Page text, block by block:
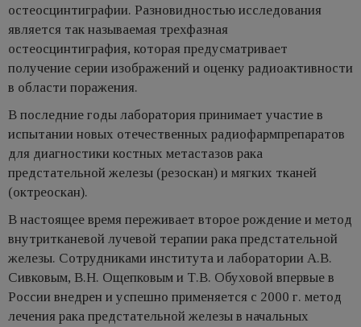
остеосцинтиграфии. Разновидностью исследования
является так называемая трехфазная
остеосцинтиграфия, которая предусматривает
получение серии изображений и оценку радиоактивности
в области поражения.
В последние годы лаборатория принимает участие в
испытании новых отечественных радиофармпрепаратов
для диагностики костных метастазов рака
предстательной железы (резоскан) и мягких тканей
(октреоскан).
В настоящее время переживает второе рождение и метод
внутритканевой лучевой терапии рака предстательной
железы. Сотрудниками института и лаборатории А.В.
Сивковым, В.Н. Ощепковым и Т.В. Обуховой впервые в
России внедрен и успешно применяется с 2000 г. метод
лечения рака предстательной железы в начальных